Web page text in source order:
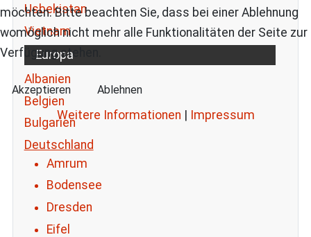
Usbekistan
Vietnam
Europa
Albanien
Belgien
Bulgarien
Deutschland
Amrum
Bodensee
Dresden
Eifel
möchten. Bitte beachten Sie, dass bei einer Ablehnung
womöglich nicht mehr alle Funktionalitäten der Seite zur
Verfügung stehen.
Akzeptieren Ablehnen
Weitere Informationen Impressum